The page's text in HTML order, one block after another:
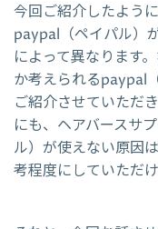
今回ご紹介したよう
paypal（ペイパル）
によって異なります
か考えられるpaypal
ご紹介させていただ
にも、ヘアバースサ
ル）が使えない原因
考程度にしていただ